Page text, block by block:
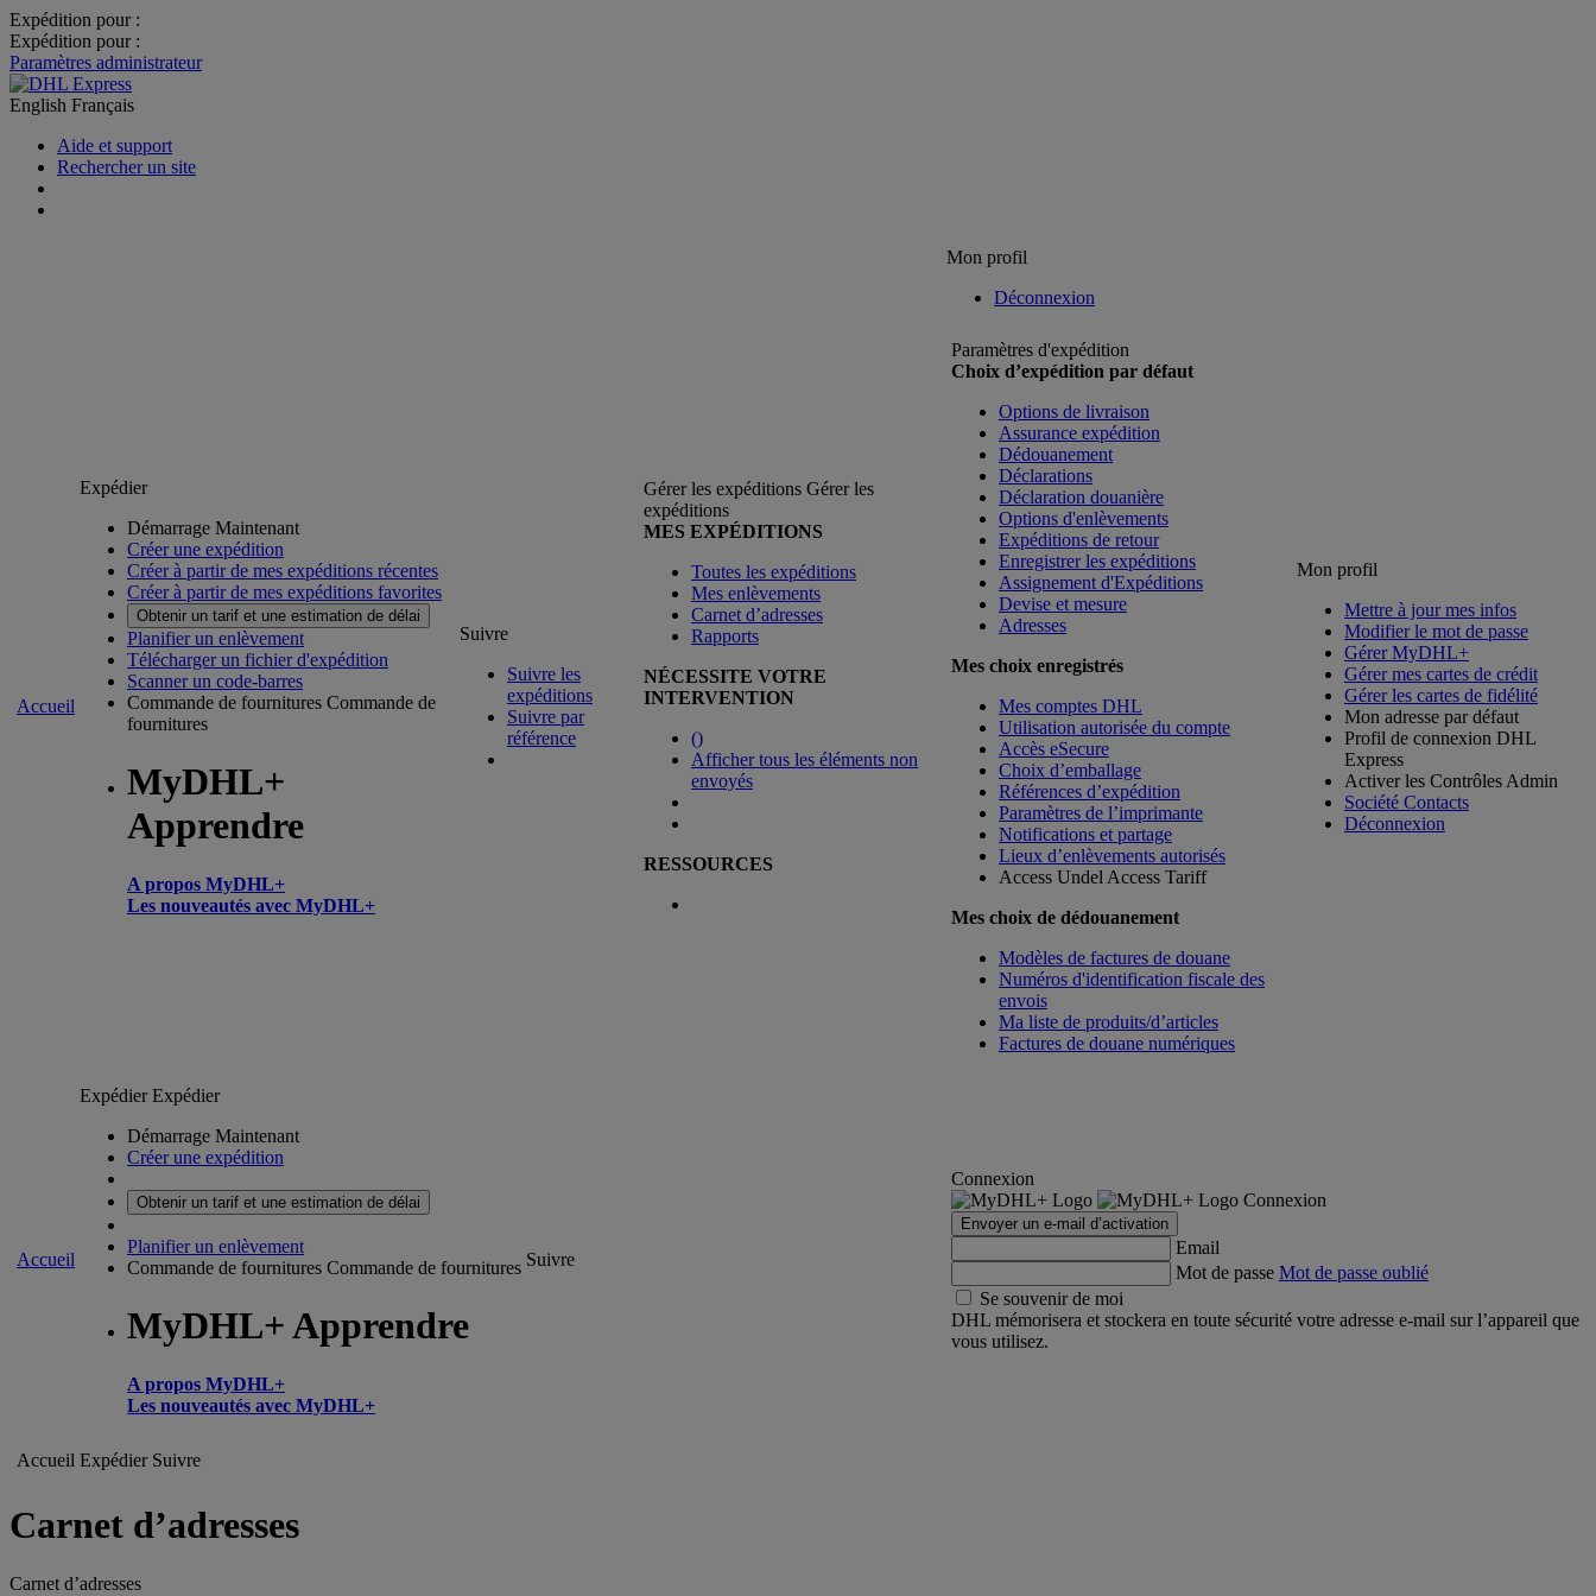
Expédition pour :
Expédition pour :
Paramètres administrateur
English Français
Aide et support
Rechercher un site
Mon profil
Déconnexion
Accueil
Expédier
Démarrage Maintenant
Créer une expédition
Créer à partir de mes expéditions récentes
Créer à partir de mes expéditions favorites
Obtenir un tarif et une estimation de délai
Planifier un enlèvement
Télécharger un fichier d'expédition
Scanner un code-barres
Commande de fournitures Commande de
fournitures
MyDHL+
Apprendre
A propos MyDHL+
Les nouveautés avec MyDHL+
Suivre
Suivre les
expéditions
Suivre par
référence
Gérer les expéditions Gérer les
expéditions
MES EXPÉDITIONS
Toutes les expéditions
Mes enlèvements
Carnet d’adresses
Rapports
NÉCESSITE VOTRE
INTERVENTION
()
Afficher tous les éléments non
envoyés
RESSOURCES
Paramètres d'expédition
Choix d’expédition par défaut
Options de livraison
Assurance expédition
Dédouanement
Déclarations
Déclaration douanière
Options d'enlèvements
Expéditions de retour
Enregistrer les expéditions
Assignement d'Expéditions
Devise et mesure
Adresses
Mes choix enregistrés
Mes comptes DHL
Utilisation autorisée du compte
Accès eSecure
Choix d’emballage
Références d’expédition
Paramètres de l’imprimante
Notifications et partage
Lieux d’enlèvements autorisés
Access Undel Access Tariff
Mes choix de dédouanement
Modèles de factures de douane
Numéros d'identification fiscale des
envois
Ma liste de produits/d’articles
Factures de douane numériques
Mon profil
Mettre à jour mes infos
Modifier le mot de passe
Gérer MyDHL+
Gérer mes cartes de crédit
Gérer les cartes de fidélité
Mon adresse par défaut
Profil de connexion DHL
Express
Activer les Contrôles Admin
Société Contacts
Déconnexion
Accueil
ExpédierExpédier
Démarrage Maintenant
Créer une expédition
Obtenir un tarif et une estimation de délai
Planifier un enlèvement
Commande de fournitures Commande de fournitures
MyDHL+ Apprendre
A propos MyDHL+
Les nouveautés avec MyDHL+
Suivre
Connexion
Connexion
Envoyer un e-mail d’activation
Email
Mot de passe Mot de passe oublié
Se souvenir de moi
DHL mémorisera et stockera en toute sécurité votre adresse e-mail sur l’appareil que
vous utilisez.
Accueil Expédier Suivre
Carnet d’adresses
Carnet d’adresses